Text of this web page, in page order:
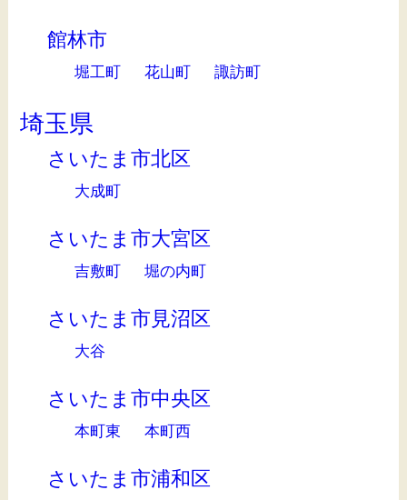
館林市
堀工町 花山町 諏訪町
埼玉県
さいたま市北区
大成町
さいたま市大宮区
吉敷町 堀の内町
さいたま市見沼区
大谷
さいたま市中央区
本町東 本町西
さいたま市浦和区